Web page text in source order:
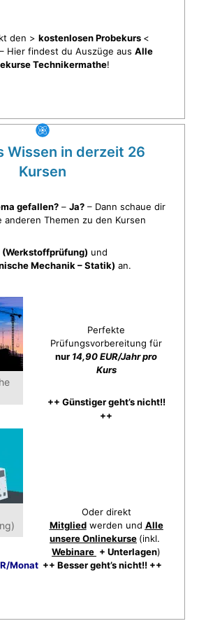
den > kostenlosen Probekurs <
Hier findest du Auszüge aus Alle
Technikermathe!
Wissen in derzeit 26
Kursen
gefallen? – Ja? – Dann schaue dir
anderen Themen zu den Kursen
(Werkstoffprüfung) und
Mechanik – Statik) an.
Perfekte
Prüfungsvorbereitung für
nur 14,90 EUR/Jahr pro
Kurs
++ Günstiger geht’s nicht!!
++
Oder direkt
Mitgliedwerden und Alle
unsere Onlinekurse (inkl.
Webinare + Unterlagen)
Monat ++ Besser geht’s nicht!! ++